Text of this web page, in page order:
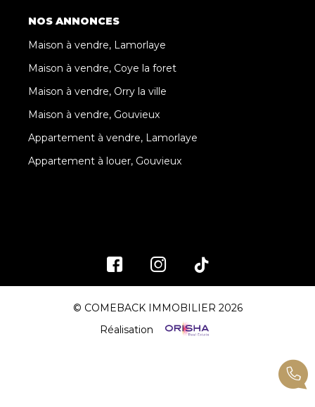
NOS ANNONCES
Maison à vendre, Lamorlaye
Maison à vendre, Coye la foret
Maison à vendre, Orry la ville
Maison à vendre, Gouvieux
Appartement à vendre, Lamorlaye
Appartement à louer, Gouvieux
© COMEBACK IMMOBILIER 2026
Réalisation